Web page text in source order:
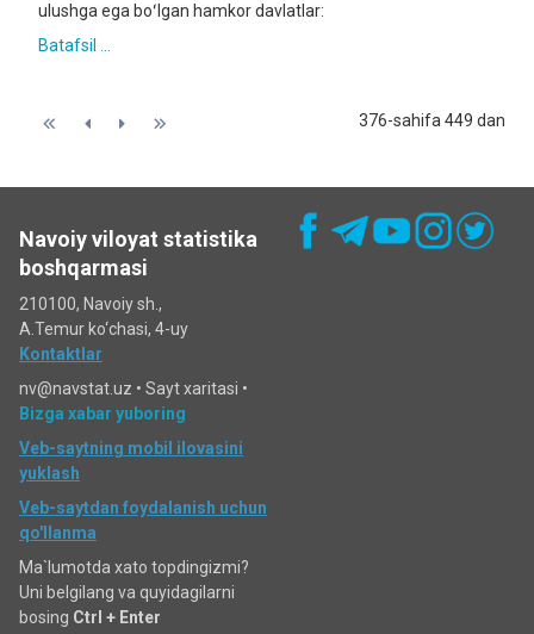
ulushga ega boʻlgan hamkor davlatlar:
Batafsil ...
376-sahifa 449 dan
Navoiy viloyat statistika
boshqarmasi
210100, Navoiy sh.,
A.Temur ko‘chаsi, 4-uy
Kontaktlar
nv@navstat.uz • Sayt xaritasi •
Bizga xabar yuboring
Veb-saytning mobil ilovasini
yuklash
Veb-saytdan foydalanish uchun
qo'llanma
Ma`lumotda xato topdingizmi?
Uni belgilang va quyidagilarni
bosing Ctrl + Enter